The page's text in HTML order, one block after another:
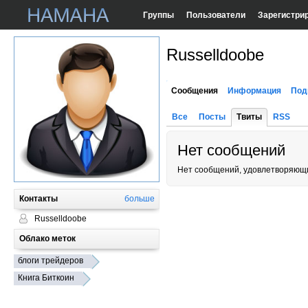
Группы Пользователи
Контакты больше
Russelldoobe
Облако меток
блоги трейдеров
Книга Биткоин
Russelldoobe
Сообщения Информация
Все Посты Твиты RSS
Нет сообщений
Нет сообщений,